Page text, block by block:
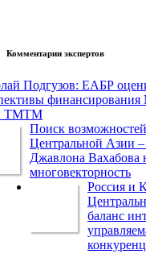
Комментарии экспертов
Подгузов: ЕАБР
ТМТМ
Поиск
Центральной Азии –
Джавлона Вахабова
многовекторность
Россия и
баланс